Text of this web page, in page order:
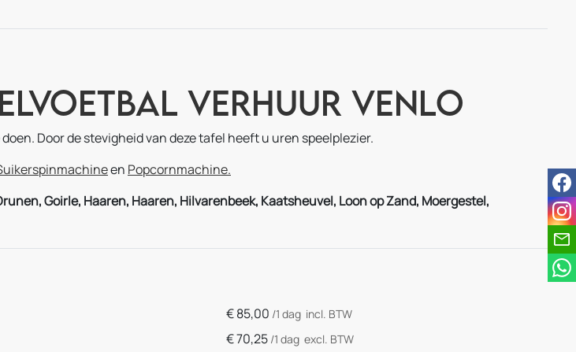
Verhuur Venlo
Door de stevigheid van deze tafel heeft u uren speelplezier.
en Popcornmachine.
Goirle, Haaren, Haaren, Hilvarenbeek, Kaatsheuvel, Loon op Zand, Moergestel,
€85,00 /1 dag incl. BTW
€70,25 /1 dag excl. BTW